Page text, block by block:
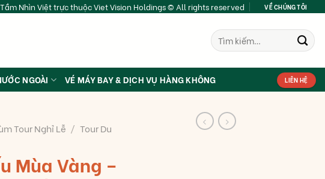
Nhìn Việt trực thuộc Viet Vision Holdings © All rights reserved VỀ CHÚNG TÔI
Tìm
kiếm:
NGOÀI VÉ MÁY BAY & DỊCH VỤ HÀNG KHÔNG LIÊN HỆ
Tour Nghỉ Lễ / Tour Du
Mùa Vàng –